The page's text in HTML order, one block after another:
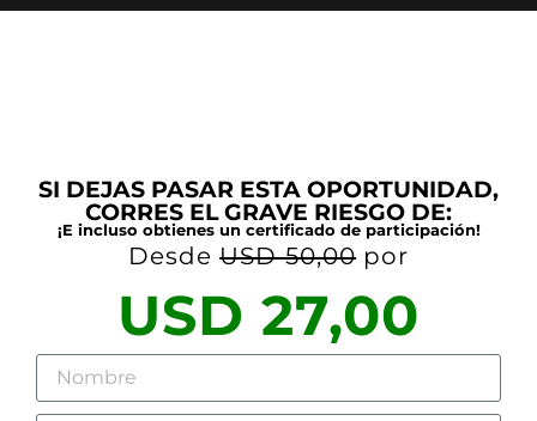
SI DEJAS PASAR ESTA OPORTUNIDAD,
CORRES EL GRAVE RIESGO DE:
¡E incluso obtienes un certificado de participación!
DesdeUSD 50,00 por
USD 27,00